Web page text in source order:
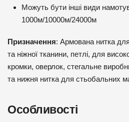
Можуть бути інші види
1000м/10000м/24000м
Призначення: Армована нитка
та ніжної тканини, петлі, для
кромки, оверлок, стегальне
та нижня нитка для стьобальних
Особливості